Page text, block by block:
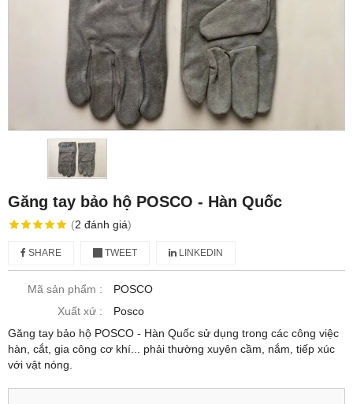
Găng tay bảo hộ POSCO - Hàn Quốc
(2 đánh giá)
SHARE TWEET LINKEDIN
Mã sản phẩm :
POSCO
Xuất xứ :
Posco
Găng tay bảo hộ POSCO - Hàn Quốc sử dụng trong các công việc
hàn, cắt, gia công cơ khí... phải thường xuyên cầm, nắm, tiếp xúc
với vật nóng.